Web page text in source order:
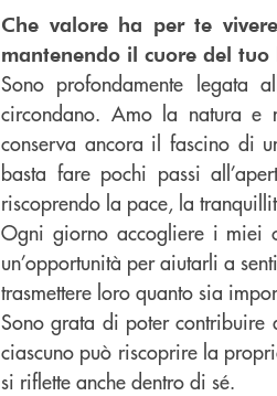
Che valore ha per te
mantenendo il cuore del tuo
Sono profondamente legata
circondano. Amo la natura e
conserva ancora il fascino di
basta fare pochi passi
riscoprendo la pace, la
Ogni giorno accogliere i miei
un’opportunità per aiutarli a
trasmettere loro quanto sia
Sono grata di poter
ciascuno può riscoprire la
si riflette anche dentro di sé.